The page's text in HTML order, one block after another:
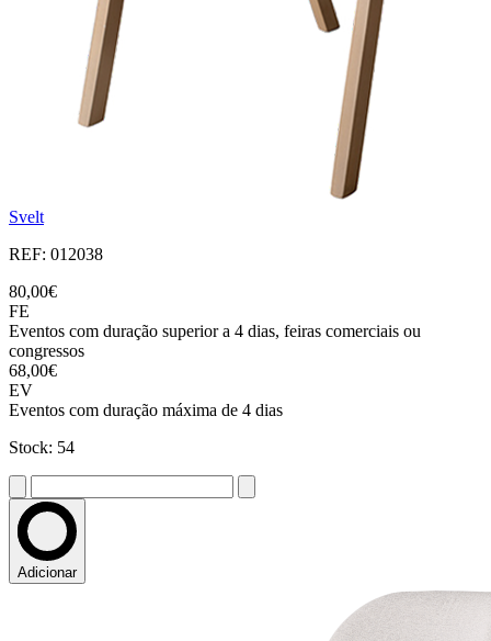
Svelt
REF: 012038
80,00€
FE
Eventos com duração superior a 4 dias, feiras comerciais ou
congressos
68,00€
EV
Eventos com duração máxima de 4 dias
Stock: 54
Adicionar